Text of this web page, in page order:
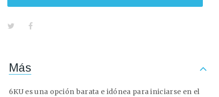
Más
6KU es una opción barata e idónea para iniciarse en el